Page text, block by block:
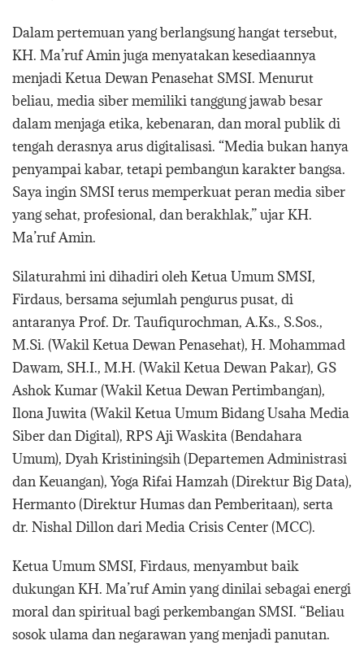
Dalam pertemuan yang berlangsung hangat tersebut,
KH. Ma’ruf Amin juga menyatakan kesediaannya
menjadi Ketua Dewan Penasehat SMSI. Menurut
beliau, media siber memiliki tanggung jawab besar
dalam menjaga etika, kebenaran, dan moral publik di
tengah derasnya arus digitalisasi. “Media bukan hanya
penyampai kabar, tetapi pembangun karakter bangsa.
Saya ingin SMSI terus memperkuat peran media siber
yang sehat, profesional, dan berakhlak,” ujar KH.
Ma’ruf Amin.
Silaturahmi ini dihadiri oleh Ketua Umum SMSI,
Firdaus, bersama sejumlah pengurus pusat, di
antaranya Prof. Dr. Taufiqurochman, A.Ks., S.Sos.,
M.Si. (Wakil Ketua Dewan Penasehat), H. Mohammad
Dawam, SH.I., M.H. (Wakil Ketua Dewan Pakar), GS
Ashok Kumar (Wakil Ketua Dewan Pertimbangan),
Ilona Juwita (Wakil Ketua Umum Bidang Usaha Media
Siber dan Digital), RPS Aji Waskita (Bendahara
Umum), Dyah Kristiningsih (Departemen Administrasi
dan Keuangan), Yoga Rifai Hamzah (Direktur Big Data),
Hermanto (Direktur Humas dan Pemberitaan), serta
dr. Nishal Dillon dari Media Crisis Center (MCC).
Ketua Umum SMSI, Firdaus, menyambut baik
dukungan KH. Ma’ruf Amin yang dinilai sebagai energi
moral dan spiritual bagi perkembangan SMSI. “Beliau
sosok ulama dan negarawan yang menjadi panutan.